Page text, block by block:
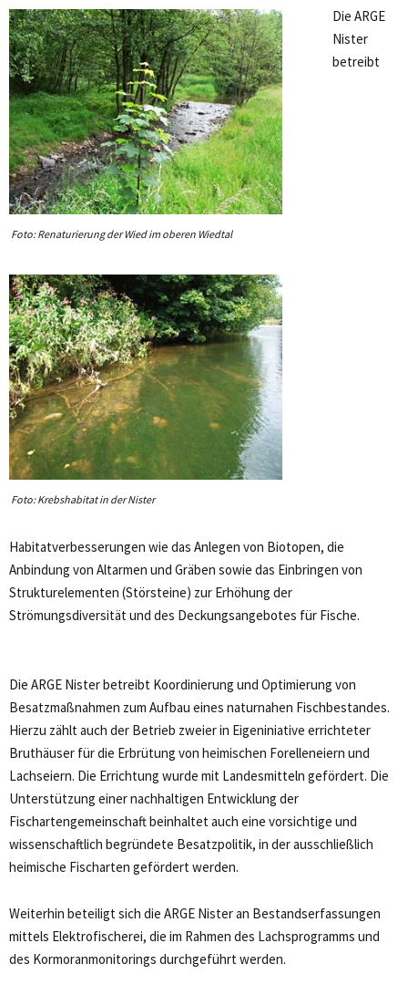
Foto: Renaturierung der Wied im oberen Wiedtal
Foto: Krebshabitat in der Nister
Die ARGE
Nister
betreibt
Habitatverbesserungen wie das Anlegen von Biotopen, die
Anbindung von Altarmen und Gräben sowie das Einbringen von
Strukturelementen (Störsteine) zur Erhöhung der
Strömungsdiversität und des Deckungsangebotes für Fische.
Die ARGE Nister betreibt Koordinierung und Optimierung von
Besatzmaßnahmen zum Aufbau eines naturnahen Fischbestandes.
Hierzu zählt auch der Betrieb zweier in Eigeniniative errichteter
Bruthäuser für die Erbrütung von heimischen Forelleneiern und
Lachseiern. Die Errichtung wurde mit Landesmitteln gefördert. Die
Unterstützung einer nachhaltigen Entwicklung der
Fischartengemeinschaft beinhaltet auch eine vorsichtige und
wissenschaftlich begründete Besatzpolitik, in der ausschließlich
heimische Fischarten gefördert werden.
Weiterhin beteiligt sich die ARGE Nister an Bestandserfassungen
mittels Elektrofischerei, die im Rahmen des Lachsprogramms und
des Kormoranmonitorings durchgeführt werden.